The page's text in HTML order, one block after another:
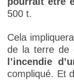
500 t.
Cela
de la terre de
l’incendie
compliqué. Et